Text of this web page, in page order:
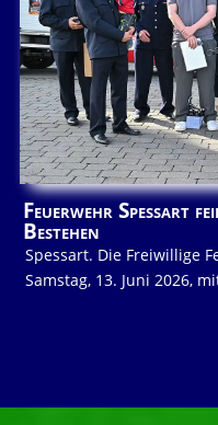
Feuerwehr Spessart
Bestehen
Spessart. Die Freiwillige
Samstag, 13. Juni 2026,